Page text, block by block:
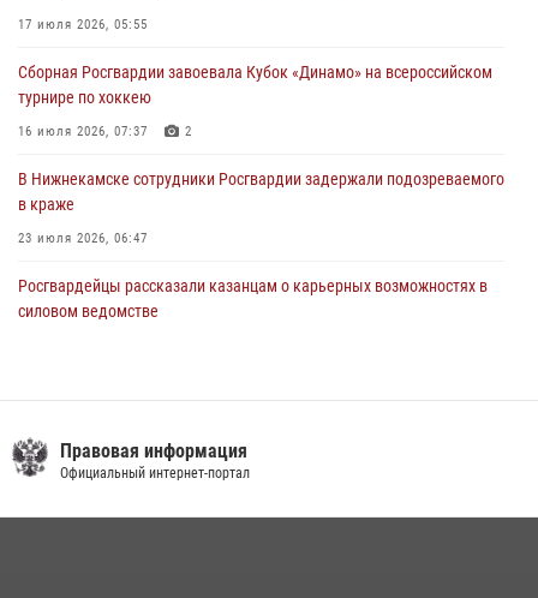
В Казани Росгвардия приняла участие в обеспечении безопасности
22 июля 2026, 07:41
17 июля 2026, 05:55
Сборная Росгвардии завоевала Кубок «Динамо» на всероссийском
турнире по хоккею
16 июля 2026, 07:37 2
В Нижнекамске сотрудники Росгвардии задержали подозреваемого
в краже
23 июля 2026, 06:47
Росгвардейцы рассказали казанцам о карьерных возможностях в
силовом ведомстве
22 июля 2026, 07:41 6
Правовая информация
Официальный интернет-портал